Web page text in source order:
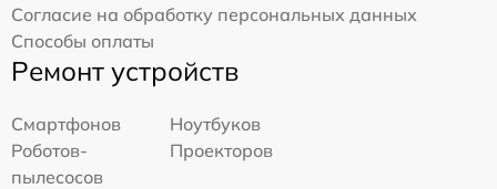
Согласие на обработку персональных данных
Способы оплаты
Ремонт устройств
Смартфонов
Ноутбуков
Роботов-
пылесосов
Проекторов